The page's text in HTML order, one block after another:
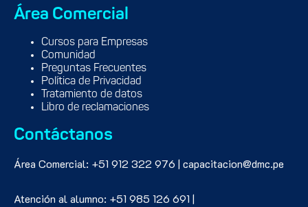
Área Comercial
Cursos para Empresas
Comunidad
Preguntas Frecuentes
Política de Privacidad
Tratamiento de datos
Libro de reclamaciones
Contáctanos
Área Comercial: +51 912 322 976 | capacitacion@dmc.pe
Atención al alumno: +51 985 126 691 |